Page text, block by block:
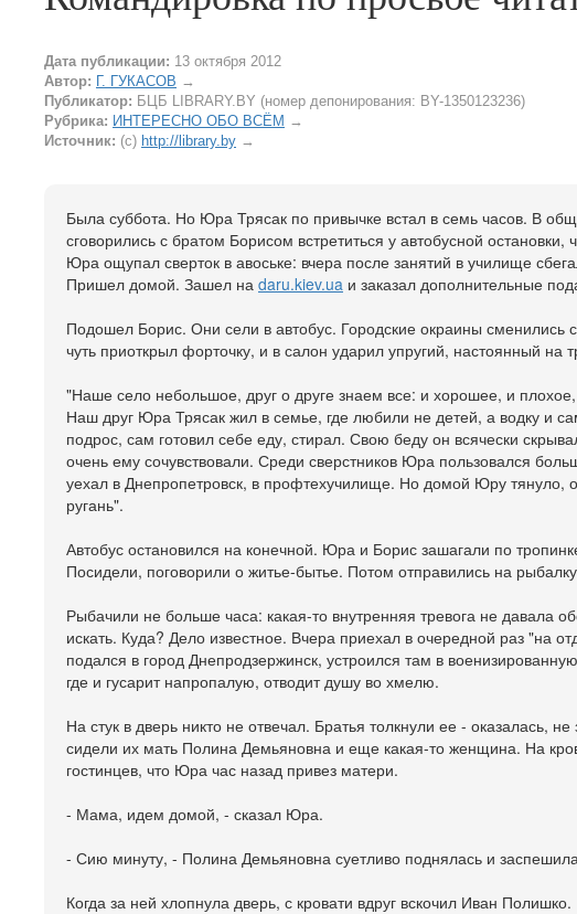
Дата публикации: 13 октября 2012
Автор: Г. ГУКАСОВ →
Публикатор: БЦБ LIBRARY.BY (номер депонирования: BY-1350123236)
Рубрика: ИНТЕРЕСНО ОБО ВСЁМ →
Источник: (c) http://library.by →
Была суббота. Но Юра Трясак по привычке встал в семь часов. В
сговорились с братом Борисом встретиться у автобусной
Юра ощупал сверток в авоське: вчера после занятий в училище
Пришел домой. Зашел на daru.kiev.ua и заказал дополнительные
Подошел Борис. Они сели в автобус. Городские окраины
чуть приоткрыл форточку, и в салон ударил упругий, настоянный на
"Наше село небольшое, друг о друге знаем все: и хорошее, и
Наш друг Юра Трясак жил в семье, где любили не детей, а водку и
подрос, сам готовил себе еду, стирал. Свою беду он всячески
очень ему сочувствовали. Среди сверстников Юра пользовался
уехал в Днепропетровск, в профтехучилище. Но домой Юру тянуло,
ругань".
Автобус остановился на конечной. Юра и Борис зашагали по
Посидели, поговорили о житье-бытье. Потом отправились на
Рыбачили не больше часа: какая-то внутренняя тревога не давала
искать. Куда? Дело известное. Вчера приехал в очередной раз "на
подался в город Днепродзержинск, устроился там в
где и гусарит напропалую, отводит душу во хмелю.
На стук в дверь никто не отвечал. Братья толкнули ее - оказалась,
сидели их мать Полина Демьяновна и еще какая-то женщина. На
гостинцев, что Юра час назад привез матери.
- Мама, идем домой, - сказал Юра.
- Сию минуту, - Полина Демьяновна суетливо поднялась и
Когда за ней хлопнула дверь, с кровати вдруг вскочил Иван Полишко.